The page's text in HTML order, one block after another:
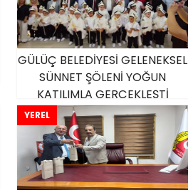
GÜLÜÇ BELEDİYESİ GELENEKSEL
SÜNNET ŞÖLENİ YOĞUN
KATILIMLA GERÇEKLEŞTİ
YEREL